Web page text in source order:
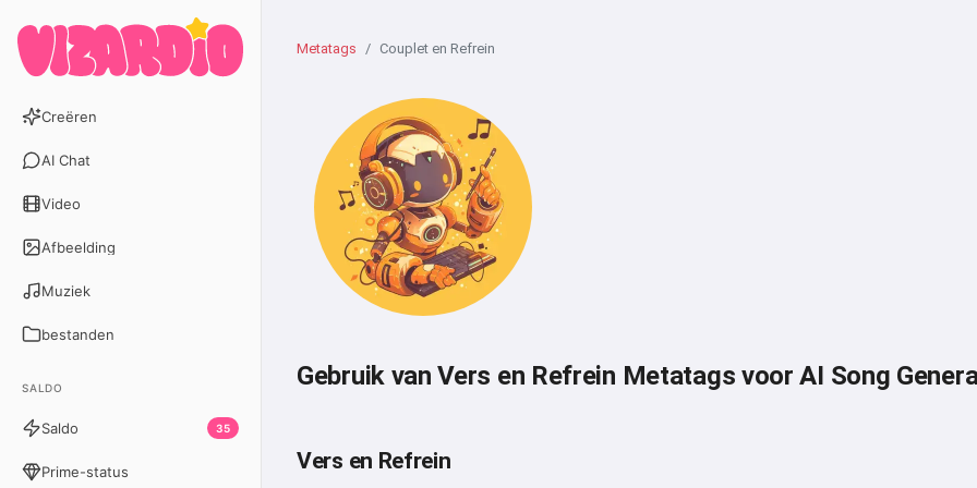
Creëren
AI Chat
Video
Afbeelding
Muziek
bestanden
SALDO
Saldo 35
Prime-status
Metatags Couplet en Refrein
Gebruik van Vers en Refrein Metatags voor AI Song
Vers en Refrein